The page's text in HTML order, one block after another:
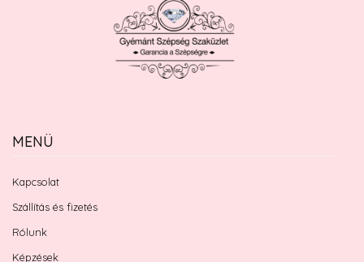
MENÜ
Kapcsolat
Szállítás és fizetés
Rólunk
Képzések